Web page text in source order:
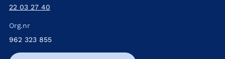
22 03 27 40
Org.nr
962 323 855